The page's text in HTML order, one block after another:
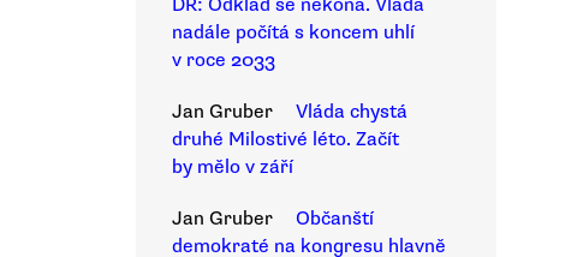
DR: Odklad se nekoná. Vláda
nadále počítá s koncem uhlí
v roce 2033
Jan Gruber
Vláda chystá
druhé Milostivé léto. Začít
by mělo v září
Jan Gruber
Občanští
demokraté na kongresu hlavně